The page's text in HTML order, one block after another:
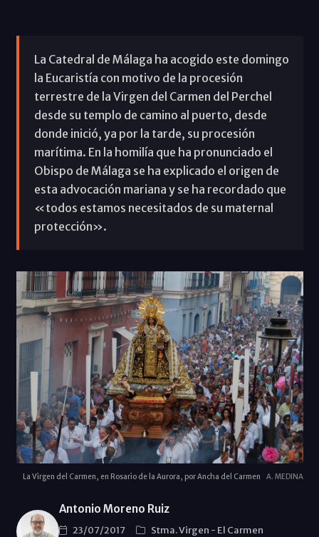
La Catedral de Málaga ha acogido este domingo
la Eucaristía con motivo de la procesión
terrestre de la Virgen del Carmen del Perchel
desde su templo de camino al puerto, desde
donde inició, ya por la tarde, su procesión
marítima. En la homilía que ha pronunciado el
Obispo de Málaga se ha explicado el origen de
esta advocación mariana y se ha recordado que
«todos estamos necesitados de su maternal
protección».
La Virgen del Carmen, en Rosario de la Aurora, por Ancha del Carmen A. MEDINA
Antonio Moreno Ruiz
23/07/2017 Stma. Virgen - El Carmen